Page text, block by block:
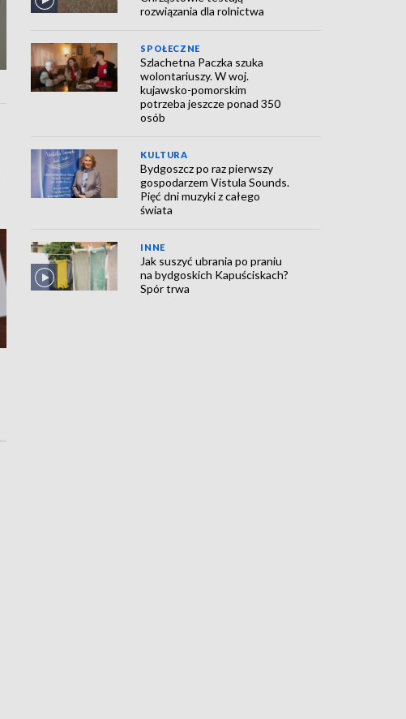
rozwiązania dla rolnictwa
SPOŁECZNE
Szlachetna Paczka szuka
wolontariuszy. W woj.
kujawsko-pomorskim
potrzeba jeszcze ponad 350
osób
KULTURA
Bydgoszcz po raz pierwszy
gospodarzem Vistula Sounds.
Pięć dni muzyki z całego
świata
INNE
Jak suszyć ubrania po praniu
na bydgoskich Kapuściskach?
Spór trwa